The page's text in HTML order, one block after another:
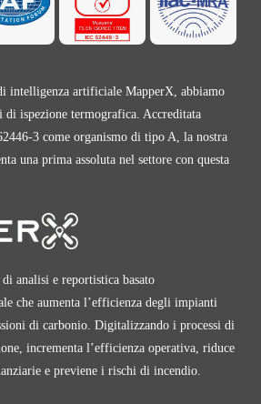
intelligenza artificiale MapperX, abbiamo
di ispezione termografica. Accreditata
3 come organismo di tipo A, la nostra
una prima assoluta nel settore con questa
analisi e reportistica basato
che aumenta l’efficienza degli impianti
di carbonio. Digitalizzando i processi di
incrementa l’efficienza operativa, riduce
e previene i rischi di incendio.